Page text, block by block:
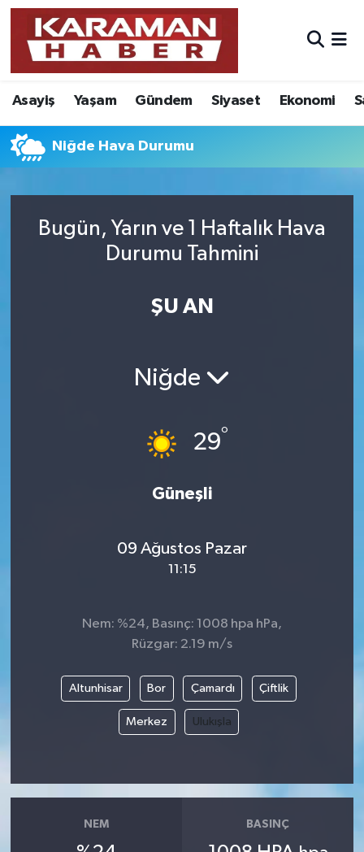
Asayiş Yaşam Gündem Siyaset Ekonomi
Niğde Hava Durumu
Bugün, Yarın ve 1 Haftalık Hava
Durumu Tahmini
ŞU AN
Niğde
29°
Güneşli
09 Ağustos Pazar
11:15
Nem: %24, Basınç: 1008 hpa hPa,
Rüzgar: 2.19 m/s
Altunhisar Bor Çamardı Çiftlik
Merkez Ulukışla
NEM BASINÇ
Asayiş
Bilim - Teknoloji
Eğitim
Foto Galeri
Nöbetçi Eczaneler
Hava Durumu
Karaman Namaz Vakitleri
Süper Lig Puan Durumu ve Fikstür
Son Dakika Haberleri